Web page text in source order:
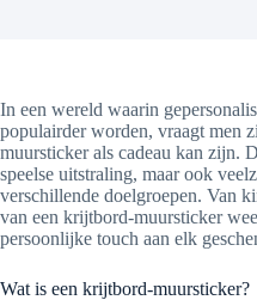
In een wereld waarin
populairder worden, vraagt men
muursticker als cadeau kan zijn.
speelse uitstraling, maar ook
verschillende doelgroepen. Van
van een krijtbord-muursticker
persoonlijke touch aan elk
Wat is een krijtbord-muursticker?